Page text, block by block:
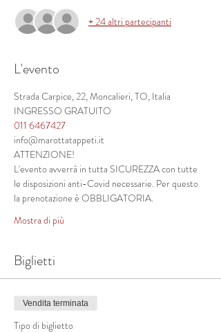
+ 24 altri partecipanti
L'evento
Strada Carpice, 22, Moncalieri, TO, Italia
INGRESSO GRATUITO
011 6467427
info@marottatappeti.it
ATTENZIONE!
L'evento avverrà in tutta SICUREZZA con tutte
le disposizioni anti-Covid necessarie. Per questo
la prenotazione è OBBLIGATORIA.
Mostra di più
Biglietti
Vendita terminata
Tipo di biglietto